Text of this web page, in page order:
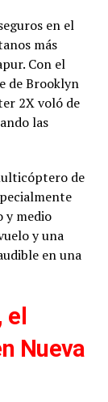
en el
más
Con el
de Brooklyn
2X voló de
las
de
y medio
y una
en una
Nueva